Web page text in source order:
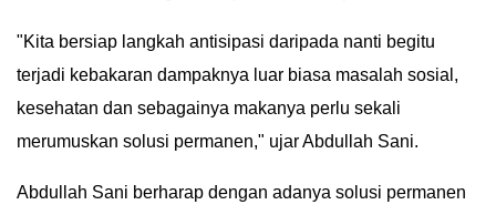
INDEKS
"Kita bersiap langkah antisipasi daripada nanti begitu
terjadi kebakaran dampaknya luar biasa masalah sosial,
kesehatan dan sebagainya makanya perlu sekali
merumuskan solusi permanen," ujar Abdullah Sani.
Abdullah Sani berharap dengan adanya solusi permanen